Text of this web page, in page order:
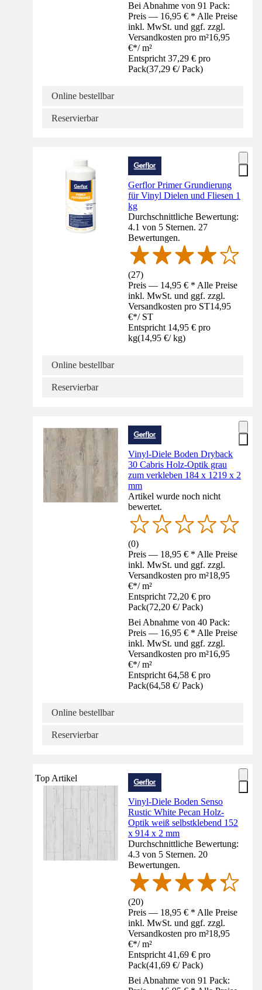
Bei Abnahme von 91 Pack:
Preis — 16,95 € * Alle Preise
inkl. MwSt. und ggf. zzgl.
Versandkosten pro m²16,95
€*/ m²
Entspricht 37,29 € pro
Pack(37,29 €/ Pack)
Online bestellbar
Reservierbar
Gerflor Primer Grundierung
für Vinyl Dielen und Fliesen 1
kg
Durchschnittliche Bewertung:
4.1 von 5 Sternen. 27
Bewertungen.
(27)
Preis — 14,95 € * Alle Preise
inkl. MwSt. und ggf. zzgl.
Versandkosten pro ST14,95
€*/ ST
Entspricht 14,95 € pro
kg(14,95 €/ kg)
Online bestellbar
Reservierbar
Vinyl-Diele Boden Dryback
30 Cabris Holz-Optik grau
zum verkleben 184 x 1219 x 2
mm
Artikel wurde noch nicht
bewertet.
(0)
Preis — 18,95 € * Alle Preise
inkl. MwSt. und ggf. zzgl.
Versandkosten pro m²18,95
€*/ m²
Entspricht 72,20 € pro
Pack(72,20 €/ Pack)
Bei Abnahme von 40 Pack:
Preis — 16,95 € * Alle Preise
inkl. MwSt. und ggf. zzgl.
Versandkosten pro m²16,95
€*/ m²
Entspricht 64,58 € pro
Pack(64,58 €/ Pack)
Online bestellbar
Reservierbar
Top Artikel
Vinyl-Diele Boden Senso
Rustic White Pecan Holz-
Optik weiß selbstklebend 152
x 914 x 2 mm
Durchschnittliche Bewertung:
4.3 von 5 Sternen. 20
Bewertungen.
(20)
Preis — 18,95 € * Alle Preise
inkl. MwSt. und ggf. zzgl.
Versandkosten pro m²18,95
€*/ m²
Entspricht 41,69 € pro
Pack(41,69 €/ Pack)
Bei Abnahme von 91 Pack: